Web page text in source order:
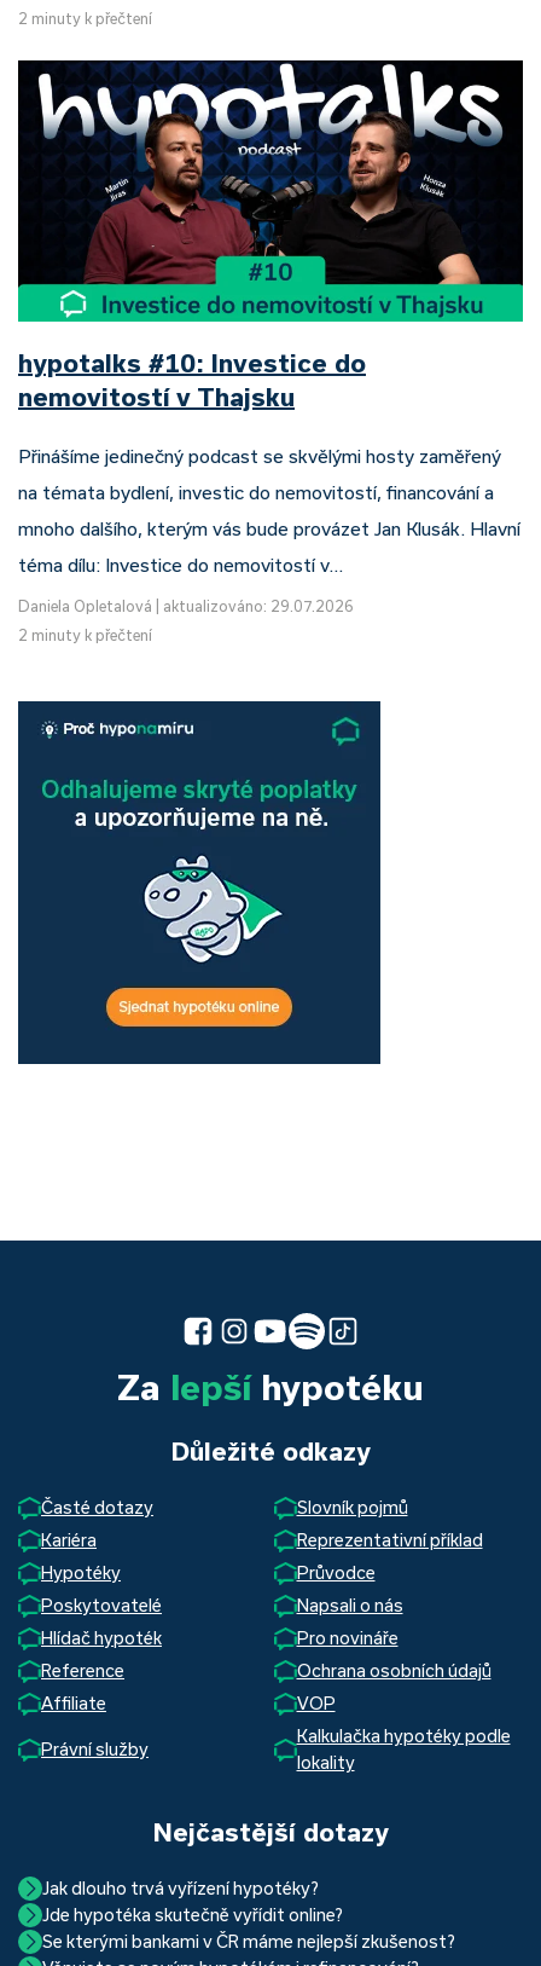
2 minuty k přečtení
hypotalks #10: Investice do
nemovitostí v Thajsku
Přinášíme jedinečný podcast se skvělými hosty zaměřený
na témata bydlení, investic do nemovitostí, financování a
mnoho dalšího, kterým vás bude provázet Jan Klusák. Hlavní
téma dílu: Investice do nemovitostí v…
Daniela Opletalová
aktualizováno: 29.07.2026
2 minuty k přečtení
Za lepšíhypotéku
Důležité odkazy
Časté dotazy
Slovník pojmů
Kariéra
Reprezentativní příklad
Hypotéky
Průvodce
Poskytovatelé
Napsali o nás
Hlídač hypoték
Pro novináře
Reference
Ochrana osobních údajů
Affiliate
VOP
Právní služby
Kalkulačka hypotéky podle
lokality
Nejčastější dotazy
Jak dlouho trvá vyřízení hypotéky?
Hypotéka se dá zvládnout za měsíc i za tři. Nejčastěji její
uzavření trvá okolo 2 měsíců. Důvodem je především
Jde hypotéka skutečně vyřídit online?
Ano, skutečně jde. Díky moderním technologiím, které
Se kterými bankami v ČR máme nejlepší zkušenost?